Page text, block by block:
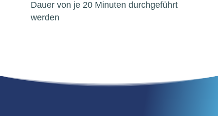
Dauer von je 20 Minuten durchgeführt
werden